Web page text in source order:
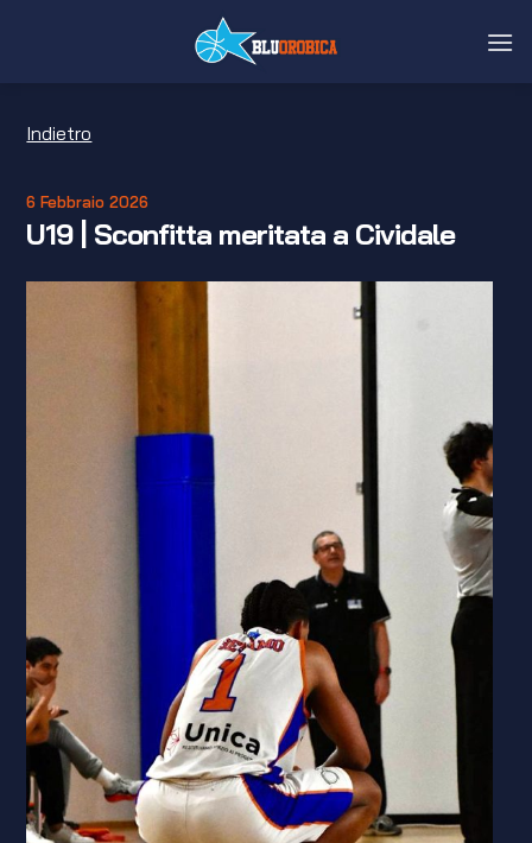
Indietro
6 Febbraio 2026
U19 | Sconfitta meritata a Cividale